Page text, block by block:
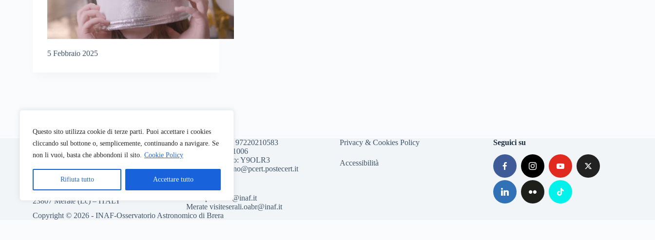
Questo sito utilizza cookie di terze parti. Puoi accettare i cookies
cliccando sul bottone o, semplicemente, continuando a navigare. Se
non li vuoi, basta che abbondoni il sito. Cookie Policy
Rifiuta tutto Accettare tutto
5 Febbraio 2025
INAF-Osservatorio Astronomico di Brera
20121 Milano – ITALY
via E. Bianchi 46
23807 Merate (Lc) – ITALY
Codice Fiscale: 97220210583
P.Iva: 06895721006
Codice Univoco: Y9OLR3
pec: inafoamilano@pcert.postecert.it
Info visite
poe.oabr@inaf.it
Meratevisiteserali.oabr@inaf.it
Privacy & Cookies Policy
Accessibilità
Seguici su
Copyright © 2026 - INAF-Osservatorio Astronomico di Brera